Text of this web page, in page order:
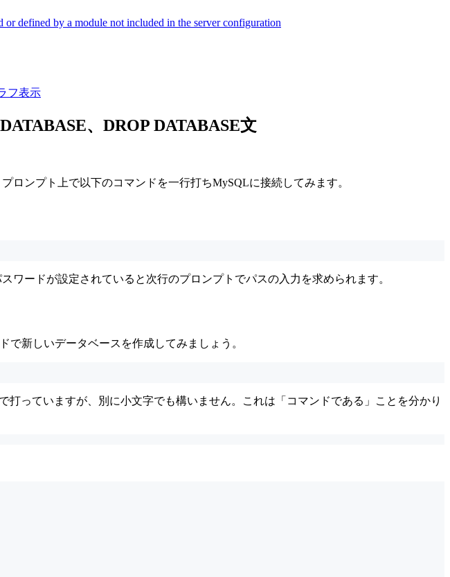
defined by a module not included in the server configuration
フ表示
、DROP DATABASE文
ロンプト上で以下のコマンドを一行打ちMySQLに接続してみます。
ワードが設定されていると次行のプロンプトでパスの入力を求められます。
で新しいデータベースを作成してみましょう。
っていますが、別に小文字でも構いません。これは「コマンドである」ことを分かり